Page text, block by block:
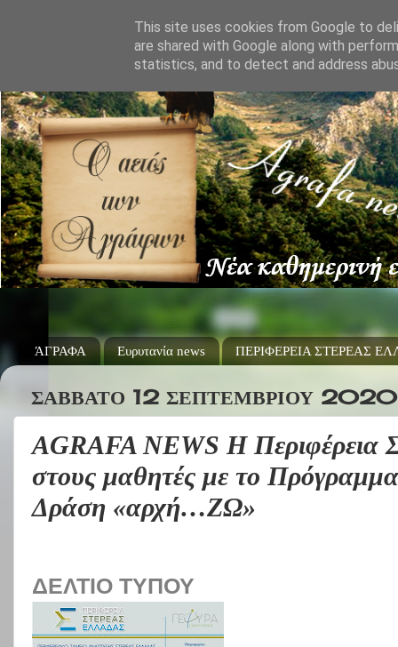
ΆΓΡΑΦΑ Ευρυτανία news ΠΕΡΙΦΕΡΕΙΑ ΣΤΕΡΕΑΣ
ΣΆΒΒΑΤΟ 12 ΣΕΠΤΕΜΒΡΊΟΥ 2020
AGRAFA NEWS Η Περιφέρεια
στους μαθητές με το
Δράση «αρχή…ΖΩ»
ΔΕΛΤΙΟ ΤΥΠΟΥ
This site uses cookies from Google to
are shared with Google along with
statistics, and to detect and address